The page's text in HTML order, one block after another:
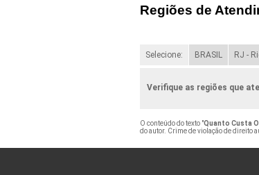
Regiões de
Selecione: BRASIL RJ -
Verifique as regiões que
O conteúdo do texto "Quanto Custa
do autor. Crime de violação de direito